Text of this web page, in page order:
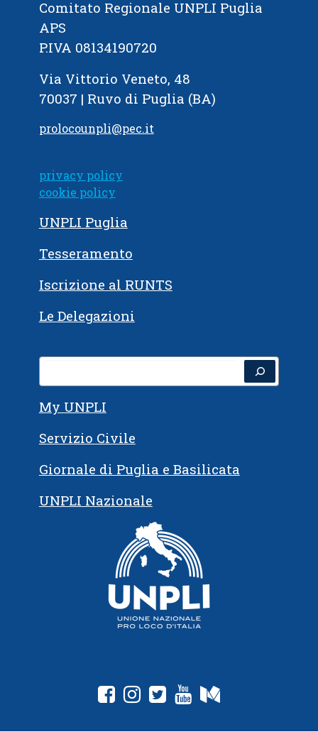
Comitato Regionale UNPLI Puglia
APS
P.IVA 08134190720
Via Vittorio Veneto, 48
70037 | Ruvo di Puglia (BA)
prolocounpli@pec.it
privacy policy
cookie policy
UNPLI Puglia
Tesseramento
Iscrizione al RUNTS
Le Delegazioni
My UNPLI
Servizio Civile
Giornale di Puglia e Basilicata
UNPLI Nazionale
fab fa-facebook-square
fab fa-instagram
fab fa-twitter-square
fab fa-youtube